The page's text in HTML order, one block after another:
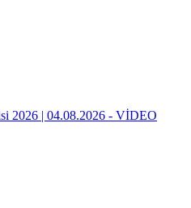
2026 | 04.08.2026 - VİDEO